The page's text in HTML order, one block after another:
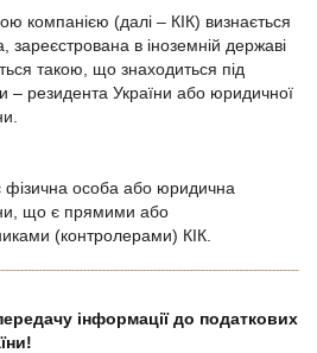
компанією (далі – КІК) визнається
в іноземній державі
такою, що знаходиться під
– резидента України або юридичної
особа або юридична
що є прямими або
(контролерами) КІК.
інформації до податкових